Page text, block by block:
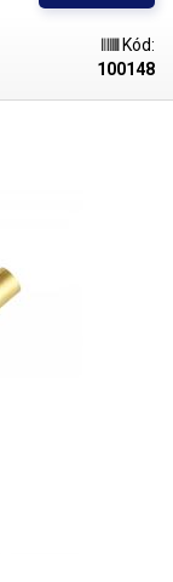
Kód:
100148